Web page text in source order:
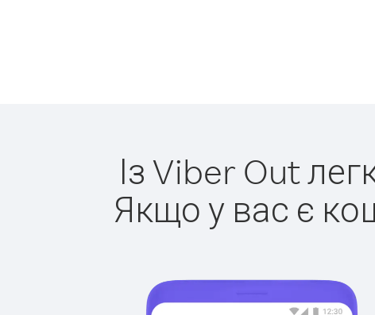
Із Viber Out
Якщо у вас є